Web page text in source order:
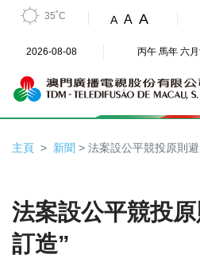
35˚C A A A
2026-08-08 丙午 馬年 六
主頁 新聞 > 法案設公平競投原則避
法案設公平競投
訂造”